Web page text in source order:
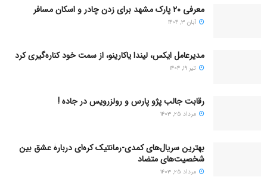
معرفی ۲۰ پارک مشهد برای زدن چادر و اسکان مسافر
آبان ۳, ۱۴۰۴
مدیرعامل ایکس، لیندا یاکارینو، از سمت خود کناره‌گیری کرد
تیر ۱۹, ۱۴۰۴
رقابت جالب پژو پارس و رولزرویس در جاده !
مرداد ۲۵, ۱۴۰۳
بهترین سریال‌های کمدی-رمانتیک کره‌ای دربارۀ عشق بین
شخصیت‌های متضاد
مرداد ۲۵, ۱۴۰۳